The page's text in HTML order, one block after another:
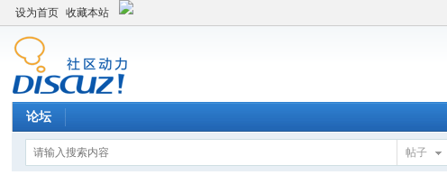
设为首页 收藏本站
论坛
帖子